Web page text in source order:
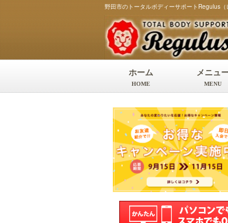
野田市のトータルボディーサポートRegulus
ホーム
HOME
メニュ
MENU